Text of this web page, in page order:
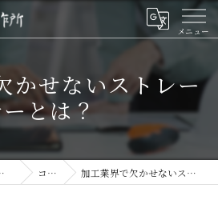
かせないストレー
とは？
金網製作所 コラム 加工業界で欠かせないストレーナーとは？